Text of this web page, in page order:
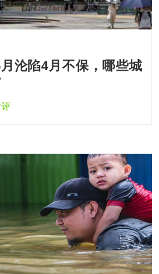
沦陷4月不保，哪些城